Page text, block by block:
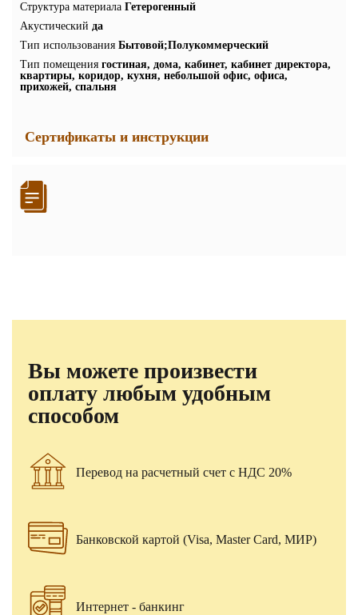
Структура материала Гетерогенный
Акустический да
Тип использования Бытовой;Полукоммерческий
Тип помещения гостиная, дома, кабинет, кабинет директора,
квартиры, коридор, кухня, небольшой офис, офиса,
прихожей, спальня
Сертификаты и инструкции
Вы можете произвести
оплату любым удобным
способом
Перевод на расчетный счет с НДС 20%
Банковской картой (Visa, Master Card, МИР)
Интернет - банкинг